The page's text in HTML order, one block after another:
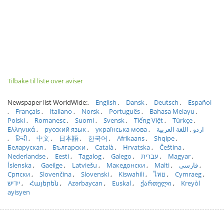
Tilbake til liste over aviser
Newspaper list WorldWide: English Dansk Deutsch
Español
Français
Italiano Norsk Português
Bahasa Melayu
Polski
Romanesc Suomi Svensk Tiếng Việt
Türkçe
Ελληνικά
русский язык українська мова اردو
اللغة العربية
हिन्दी
中文 日本語 한국어 Afrikaans
Shqipe
Беларуская
Български Català Hrvatska
Čeština
Nederlandse
Eesti Tagalog Galego עברית
Magyar
Íslenska
Gaeilge Latviešu Македонски Malti
فارسی
Српски
Slovenčina Slovenski Kiswahili ไทย
Cymraeg
ייִדיש
Հայերեն Azərbaycan Euskal ქართული
Kreyòl
ayisyen